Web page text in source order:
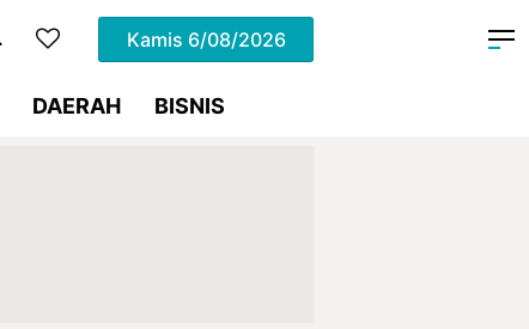
Kamis 6/08/2026
DAERAH BISNIS